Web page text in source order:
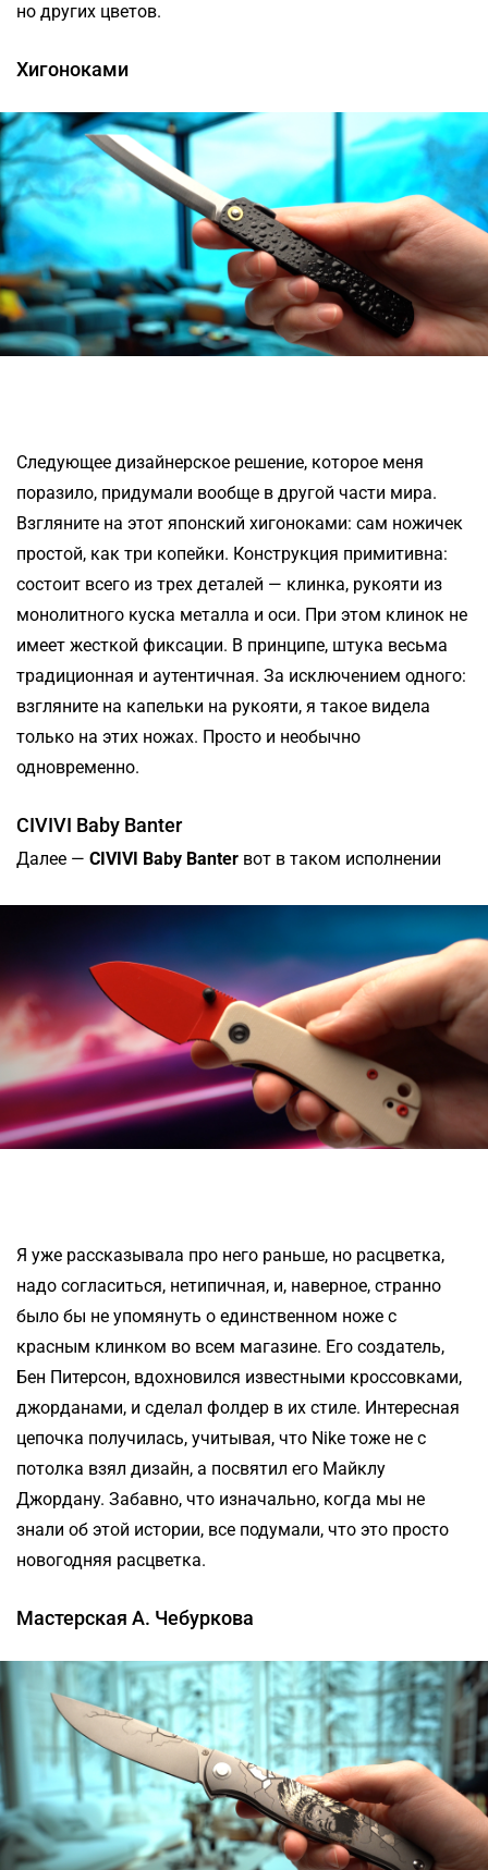
но других цветов.
Хигоноками
Следующее дизайнерское решение, которое меня
поразило, придумали вообще в другой части мира.
Взгляните на этот японский хигоноками: сам ножичек
простой, как три копейки. Конструкция примитивна:
состоит всего из трех деталей — клинка, рукояти из
монолитного куска металла и оси. При этом клинок не
имеет жесткой фиксации. В принципе, штука весьма
традиционная и аутентичная. За исключением одного:
взгляните на капельки на рукояти, я такое видела
только на этих ножах. Просто и необычно
одновременно.
CIVIVI Baby Banter
Далее — CIVIVI Baby Banter вот в таком исполнении
Я уже рассказывала про него раньше, но расцветка,
надо согласиться, нетипичная, и, наверное, странно
было бы не упомянуть о единственном ноже с
красным клинком во всем магазине. Его создатель,
Бен Питерсон, вдохновился известными кроссовками,
джорданами, и сделал фолдер в их стиле. Интересная
цепочка получилась, учитывая, что Nike тоже не с
потолка взял дизайн, а посвятил его Майклу
Джордану. Забавно, что изначально, когда мы не
знали об этой истории, все подумали, что это просто
новогодняя расцветка.
Мастерская А. Чебуркова